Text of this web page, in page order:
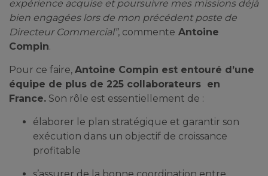
expérience acquise et poursuivre mes missions déjà
bien engagées lors de mon précédent poste de
Directeur Commercial”, commente Antoine
Compin.
Pour ce faire, Antoine Compin est entouré d’une
équipe de plus de 225 collaborateurs en
France. Son rôle est essentiellement de :
élaborer le plan stratégique et garantir son
exécution dans un objectif de croissance
profitable